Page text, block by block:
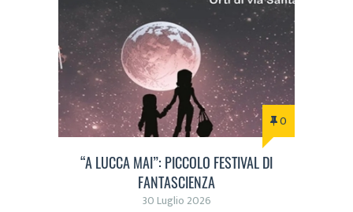
0
“A LUCCA MAI”: PICCOLO FESTIVAL DI
FANTASCIENZA
30 Luglio 2026